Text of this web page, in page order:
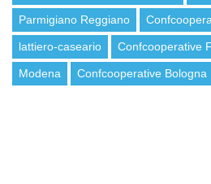
Parmigiano Reggiano
lattiero-caseario Confcooperative
Modena Confcooperative Bologna